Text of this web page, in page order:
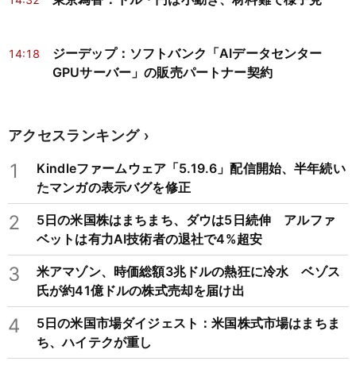
14:18
ジーデップ：ソフトバンク「AIデータセンター
GPUサーバー」の販売パートナー契約
アクセスランキング
1
Kindleファームウェア「5.19.6」配信開始、半年続い
たマンガの表示バグを修正
2
5日の米国株はまちまち、ダウは5日続伸 アルファ
ベットは有力AI技術者の退社で4%超安
3
米アマゾン、時価総額3兆ドルの熱狂に冷水 ベゾス
氏が約41億ドルの株式売却を届け出
4
5日の米国市場ダイジェスト：米国株式市場はまちま
ち、ハイテクが重し